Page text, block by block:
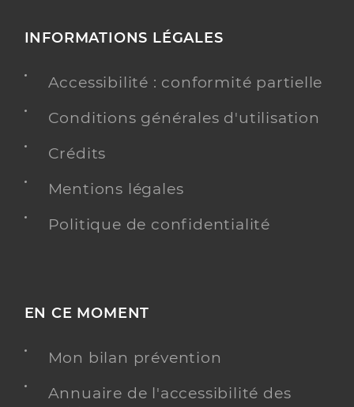
INFORMATIONS LÉGALES
Accessibilité : conformité partielle
Conditions générales d'utilisation
Crédits
Mentions légales
Politique de confidentialité
EN CE MOMENT
Mon bilan prévention
Annuaire de l'accessibilité des